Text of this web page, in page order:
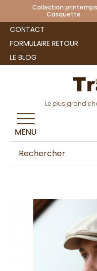
Collection
CONTACT
FORMULAIRE RETOUR
LE BLOG
Le plus grand
MENU